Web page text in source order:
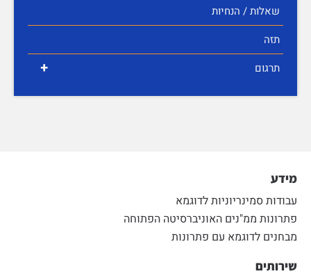
שאלות / הנחיות
תזה
+ תרגום
מידע
עבודות סמינריוניות לדוגמא
פתרונות ממ"נים האוניברסיטה הפתוחה
מבחנים לדוגמא עם פתרונות
שירותים